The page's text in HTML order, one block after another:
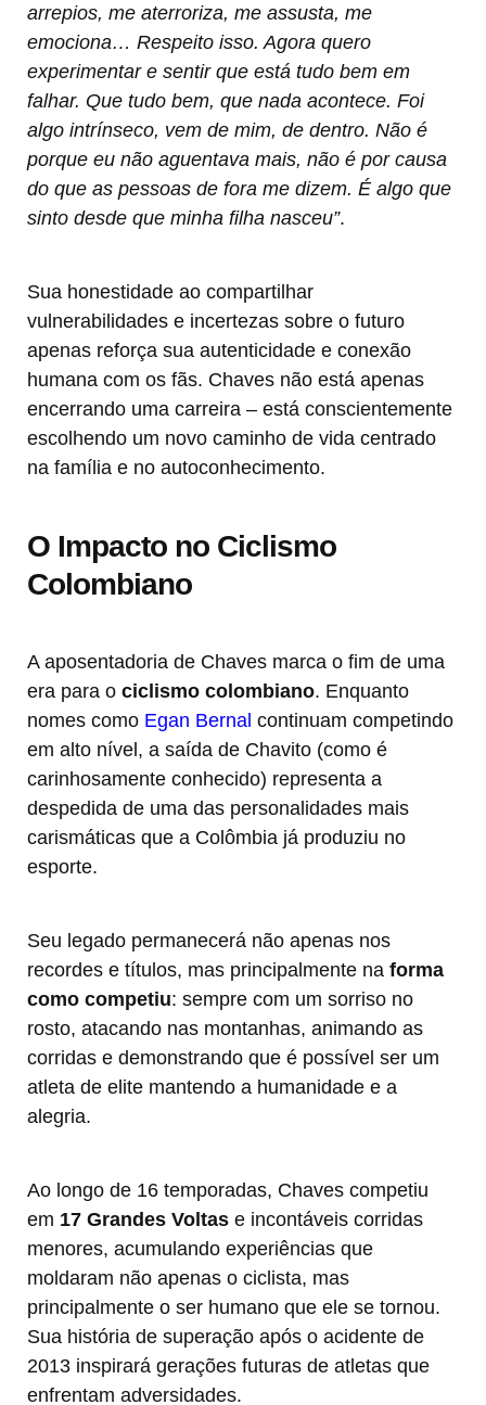
arrepios, me aterroriza, me assusta, me
emociona… Respeito isso. Agora quero
experimentar e sentir que está tudo bem em
falhar. Que tudo bem, que nada acontece. Foi
algo intrínseco, vem de mim, de dentro. Não é
porque eu não aguentava mais, não é por causa
do que as pessoas de fora me dizem. É algo que
sinto desde que minha filha nasceu”.
Sua honestidade ao compartilhar
vulnerabilidades e incertezas sobre o futuro
apenas reforça sua autenticidade e conexão
humana com os fãs. Chaves não está apenas
encerrando uma carreira – está conscientemente
escolhendo um novo caminho de vida centrado
na família e no autoconhecimento.
O Impacto no Ciclismo
Colombiano
A aposentadoria de Chaves marca o fim de uma
era para o ciclismo colombiano. Enquanto
nomes como Egan Bernal continuam competindo
em alto nível, a saída de Chavito (como é
carinhosamente conhecido) representa a
despedida de uma das personalidades mais
carismáticas que a Colômbia já produziu no
esporte.
Seu legado permanecerá não apenas nos
recordes e títulos, mas principalmente na forma
como competiu: sempre com um sorriso no
rosto, atacando nas montanhas, animando as
corridas e demonstrando que é possível ser um
atleta de elite mantendo a humanidade e a
alegria.
Ao longo de 16 temporadas, Chaves competiu
em 17 Grandes Voltas e incontáveis corridas
menores, acumulando experiências que
moldaram não apenas o ciclista, mas
principalmente o ser humano que ele se tornou.
Sua história de superação após o acidente de
2013 inspirará gerações futuras de atletas que
enfrentam adversidades.